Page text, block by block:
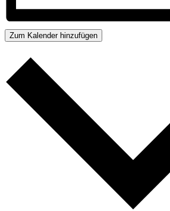
Zum Kalender hinzufügen